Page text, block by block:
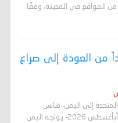
المواقع في المدينة، وفقًا
من العودة إلى صراع
إلى اليمن، هانس
غروندبرغ، بشأن الوضع في اليمن عمّان، 7 آبأغسطس 2026- يواجه اليمن